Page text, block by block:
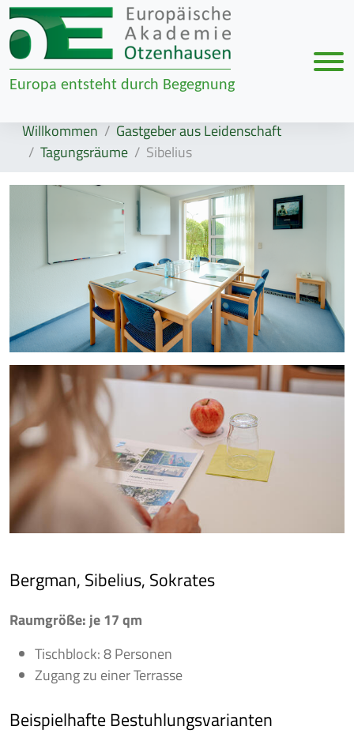
Zur Navigation springen
Zum Inhalt springen
Europa entsteht durch Begegnung
Willkommen
Gastgeber aus Leidenschaft
Tagungsräume
Sibelius
Bergman, Sibelius, Sokrates
Raumgröße: je 17 qm
Tischblock: 8 Personen
Zugang zu einer Terrasse
Beispielhafte Bestuhlungsvarianten